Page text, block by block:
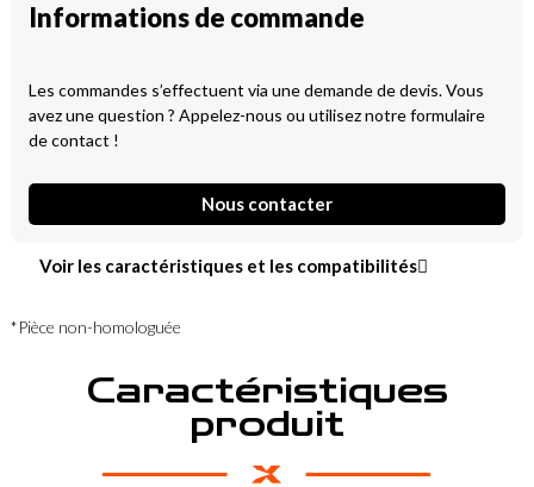
Informations de commande
Les commandes s’effectuent via une demande de devis. Vous
avez une question ? Appelez-nous ou utilisez notre formulaire
de contact !
Nous contacter
Voir les caractéristiques et les compatibilités
*Pièce non-homologuée
Caractéristiques
produit